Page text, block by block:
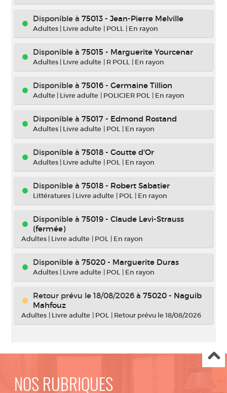
Disponible à 75013 - Jean-Pierre Melville
Adultes | Livre adulte | POLL | En rayon
Disponible à 75015 - Marguerite Yourcenar
Adultes | Livre adulte | R POLL | En rayon
Disponible à 75016 - Germaine Tillion
Adulte | Livre adulte | POLICIER POL | En rayon
Disponible à 75017 - Edmond Rostand
Adultes | Livre adulte | POL | En rayon
Disponible à 75018 - Goutte d'Or
Adultes | Livre adulte | POL | En rayon
Disponible à 75018 - Robert Sabatier
Littératures | Livre adulte | POL | En rayon
Disponible à 75019 - Claude Levi-Strauss
(fermée)
Adultes | Livre adulte | POL | En rayon
Disponible à 75020 - Marguerite Duras
Adultes | Livre adulte | POL | En rayon
Retour prévu le 18/08/2026 à 75020 - Naguib
Mahfouz
Adultes | Livre adulte | POL | Retour prévu le 18/08/2026
NOS RUBRIQUES